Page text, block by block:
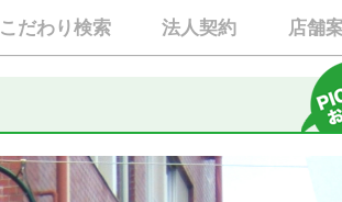
こだわり検索 法人契約 店舗